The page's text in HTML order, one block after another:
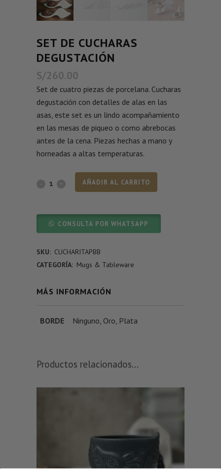
SET DE CUCHARAS
DEGUSTACIÓN
S/260.00
Set de cuatro piezas de porcelana. Cucharas
degustación con detalles de alas en las
asas, este set es un lindo acompañamiento
en las mesas de piqueo o como abrebocas
antes de la cena. Piezas hechas a mano y
horneadas a altas temperaturas.
AÑADIR AL CARRITO
CONSULTA POR WHATSAPP
SKU: CUCHARITAPBB
CATEGORÍA: Mugs & Tableware
MÁS INFORMACIÓN
BORDE Ninguno, Oro, Plata
Productos relacionados...